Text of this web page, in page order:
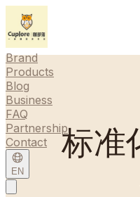
Brand
Products
Blog
Business
FAQ
Partnership
Contact
EN
标准